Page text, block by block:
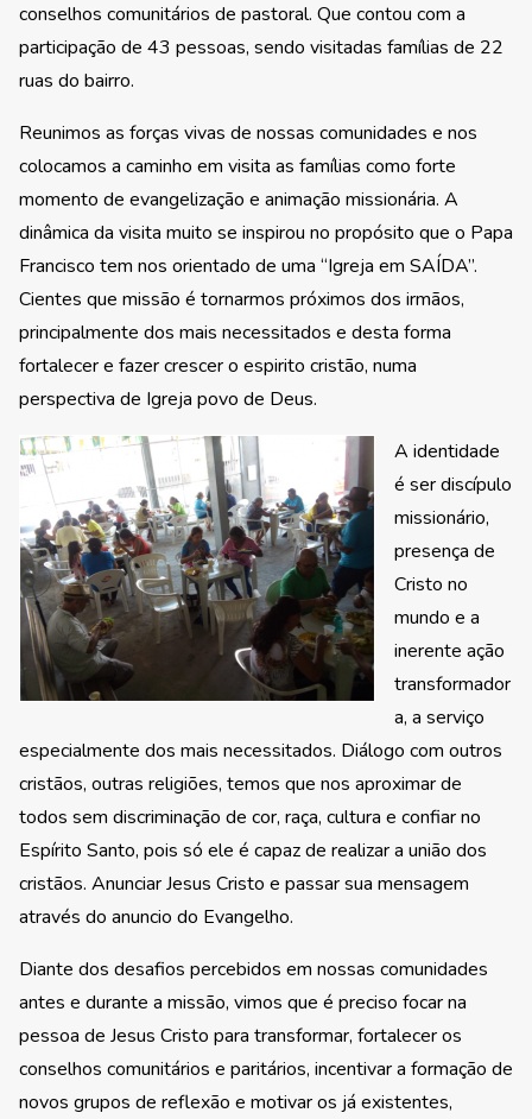
conselhos comunitários de pastoral. Que contou com a
participação de 43 pessoas, sendo visitadas famílias de 22
ruas do bairro.
Reunimos as forças vivas de nossas comunidades e nos
colocamos a caminho em visita as famílias como forte
momento de evangelização e animação missionária. A
dinâmica da visita muito se inspirou no propósito que o Papa
Francisco tem nos orientado de uma “Igreja em SAÍDA”.
Cientes que missão é tornarmos próximos dos irmãos,
principalmente dos mais necessitados e desta forma
fortalecer e fazer crescer o espirito cristão, numa
perspectiva de Igreja povo de Deus.
A identidade
é ser discípulo
missionário,
presença de
Cristo no
mundo e a
inerente ação
transformador
a, a serviço
especialmente dos mais necessitados. Diálogo com outros
cristãos, outras religiões, temos que nos aproximar de
todos sem discriminação de cor, raça, cultura e confiar no
Espírito Santo, pois só ele é capaz de realizar a união dos
cristãos. Anunciar Jesus Cristo e passar sua mensagem
através do anuncio do Evangelho.
Diante dos desafios percebidos em nossas comunidades
antes e durante a missão, vimos que é preciso focar na
pessoa de Jesus Cristo para transformar, fortalecer os
conselhos comunitários e paritários, incentivar a formação de
novos grupos de reflexão e motivar os já existentes,